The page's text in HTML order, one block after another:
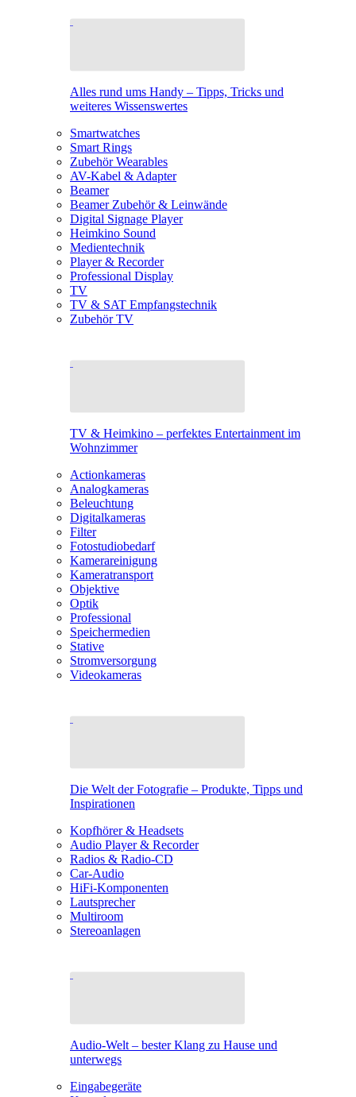
Alles rund ums Handy – Tipps, Tricks und
weiteres Wissenswertes
Smartwatches
Smart Rings
Zubehör Wearables
AV-Kabel & Adapter
Beamer
Beamer Zubehör & Leinwände
Digital Signage Player
Heimkino Sound
Medientechnik
Player & Recorder
Professional Display
TV
TV & SAT Empfangstechnik
Zubehör TV
TV & Heimkino – perfektes Entertainment im
Wohnzimmer
Actionkameras
Analogkameras
Beleuchtung
Digitalkameras
Filter
Fotostudiobedarf
Kamerareinigung
Kameratransport
Objektive
Optik
Professional
Speichermedien
Stative
Stromversorgung
Videokameras
Die Welt der Fotografie – Produkte, Tipps und
Inspirationen
Kopfhörer & Headsets
Audio Player & Recorder
Radios & Radio-CD
Car-Audio
HiFi-Komponenten
Lautsprecher
Multiroom
Stereoanlagen
Audio-Welt – bester Klang zu Hause und
unterwegs
Eingabegeräte